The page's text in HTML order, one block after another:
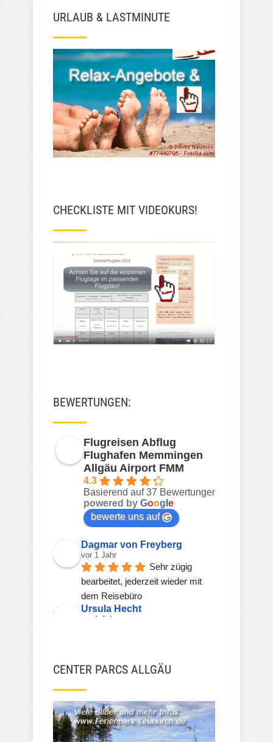
URLAUB & LASTMINUTE
CHECKLISTE MIT VIDEOKURS!
BEWERTUNGEN:
Flugreisen Abflug
Flughafen Memmingen
Allgäu Airport FMM
4.3
Basierend auf 37 Bewertungen
powered by Goog e
bewerte uns auf
Dagmar von Freyberg
vor 1 Jahr
Sehr zügig
bearbeitet, jederzeit wieder mit
dem Reisebüro
Ursula Hecht
vor 1 Jahr
Sehr gerne wieder!!!
Viorel Stanciu
JSH JSH
vor 3 Jahren
CENTER PARCS ALLGÄU